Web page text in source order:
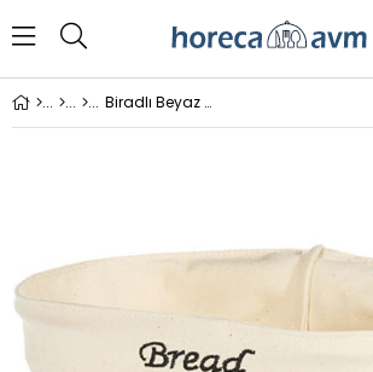
Biradlı Beyaz Bezli Oval Ekmek Sepet 26X17X6,5 Cm